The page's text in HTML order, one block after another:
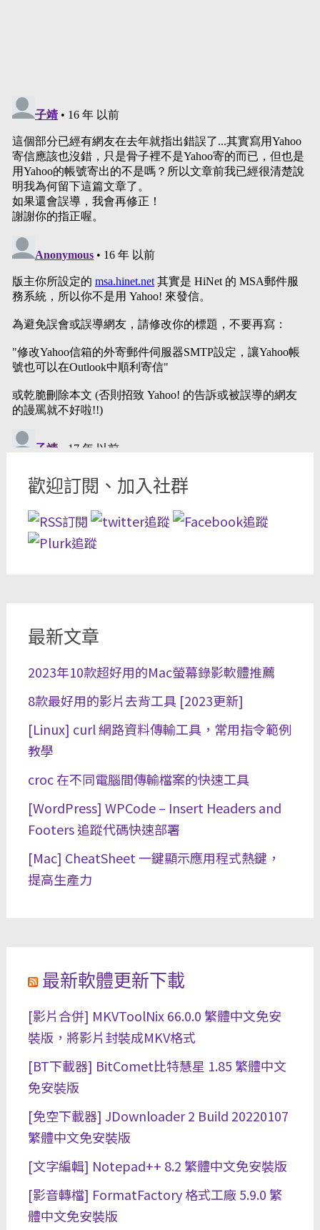
歡迎訂閱、加入社群
最新文章
2023年10款超好用的Mac螢幕錄影軟體推薦
8款最好用的影片去背工具 [2023更新]
[Linux] curl 網路資料傳輸工具，常用指令範例
教學
croc 在不同電腦間傳輸檔案的快速工具
[WordPress] WPCode – Insert Headers and
Footers 追蹤代碼快速部署
[Mac] CheatSheet 一鍵顯示應用程式熱鍵，
提高生產力
最新軟體更新下載
[影片合併] MKVToolNix 66.0.0 繁體中文免安
裝版，將影片封裝成MKV格式
[BT下載器] BitComet比特慧星 1.85 繁體中文
免安裝版
[免空下載器] JDownloader 2 Build 20220107
繁體中文免安裝版
[文字編輯] Notepad++ 8.2 繁體中文免安裝版
[影音轉檔] FormatFactory 格式工廠 5.9.0 繁
體中文免安裝版